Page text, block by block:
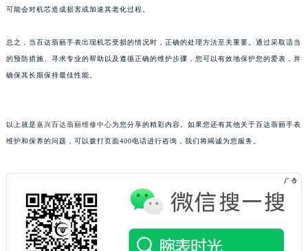
可能会对机芯造成损害或加速其老化过程。
总之，当百达翡丽手表出现机芯受损的情况时，正确的处理方法至关重要。通过采取适当
的预防措施、寻求专业的帮助以及遵循正确的维护步骤，您可以有效地保护您的爱表，并
确保其长期保持最佳性能。
以上就是嘉兴百达翡丽维修中心为您分享的精彩内容。如果您还有其他关于百达翡丽手表
维护和保养的问题，可以拨打页面400电话进行咨询，我们将竭诚为您服务。